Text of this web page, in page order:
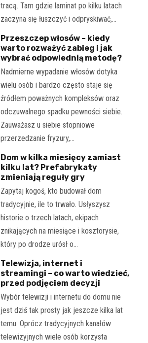
tracą. Tam gdzie laminat po kilku latach
zaczyna się łuszczyć i odpryskiwać,…
Przeszczep włosów – kiedy
warto rozważyć zabieg i jak
wybrać odpowiednią metodę?
Nadmierne wypadanie włosów dotyka
wielu osób i bardzo często staje się
źródłem poważnych kompleksów oraz
odczuwalnego spadku pewności siebie.
Zauważasz u siebie stopniowe
przerzedzanie fryzury,…
Dom w kilka miesięcy zamiast
kilku lat? Prefabrykaty
zmieniają reguły gry
Zapytaj kogoś, kto budował dom
tradycyjnie, ile to trwało. Usłyszysz
historie o trzech latach, ekipach
znikających na miesiące i kosztorysie,
który po drodze urósł o…
Telewizja, internet i
streamingi – co warto wiedzieć,
przed podjęciem decyzji
Wybór telewizji i internetu do domu nie
jest dziś tak prosty jak jeszcze kilka lat
temu. Oprócz tradycyjnych kanałów
telewizyjnych wiele osób korzysta